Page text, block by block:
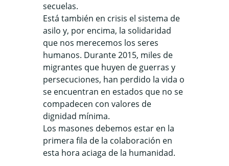
secuelas.
Está también en crisis el sistema de
asilo y, por encima, la solidaridad
que nos merecemos los seres
humanos. Durante 2015, miles de
migrantes que huyen de guerras y
persecuciones, han perdido la vida o
se encuentran en estados que no se
compadecen con valores de
dignidad mínima.
Los masones debemos estar en la
primera fila de la colaboración en
esta hora aciaga de la humanidad.